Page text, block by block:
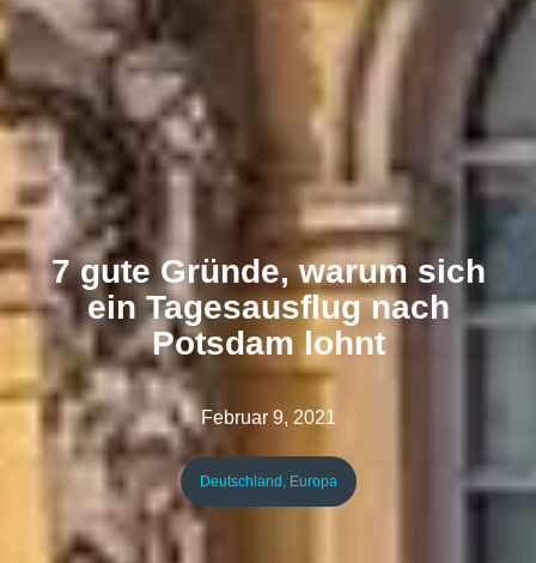
7 gute Gründe, warum sich
ein Tagesausflug nach
Potsdam lohnt
Februar 9, 2021
Deutschland , Europa